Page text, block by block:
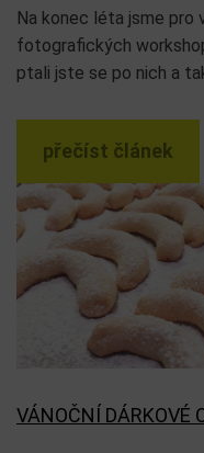
Na konec léta jsme pro
fotografických
ptali jste se po nich a
přečíst článek
VÁNOČNÍ DÁRKOVÉ